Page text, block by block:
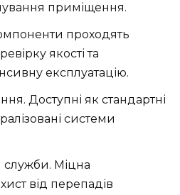
приміщення.
проходять
якості та
експлуатацію.
Доступні як стандартні
системи
служби. Міцна
від перепадів